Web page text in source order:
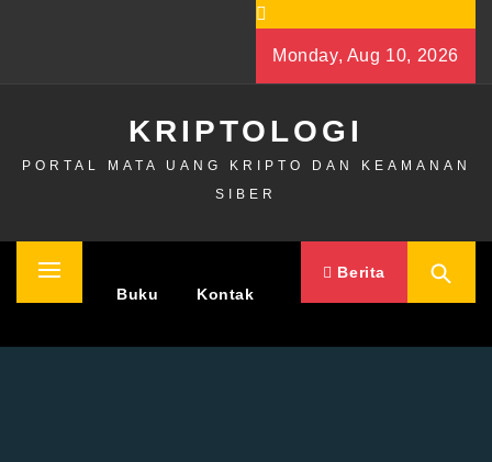
Monday, Aug 10, 2026
KRIPTOLOGI
PORTAL MATA UANG KRIPTO DAN KEAMANAN
SIBER
Primary
Buku Kontak
Berita